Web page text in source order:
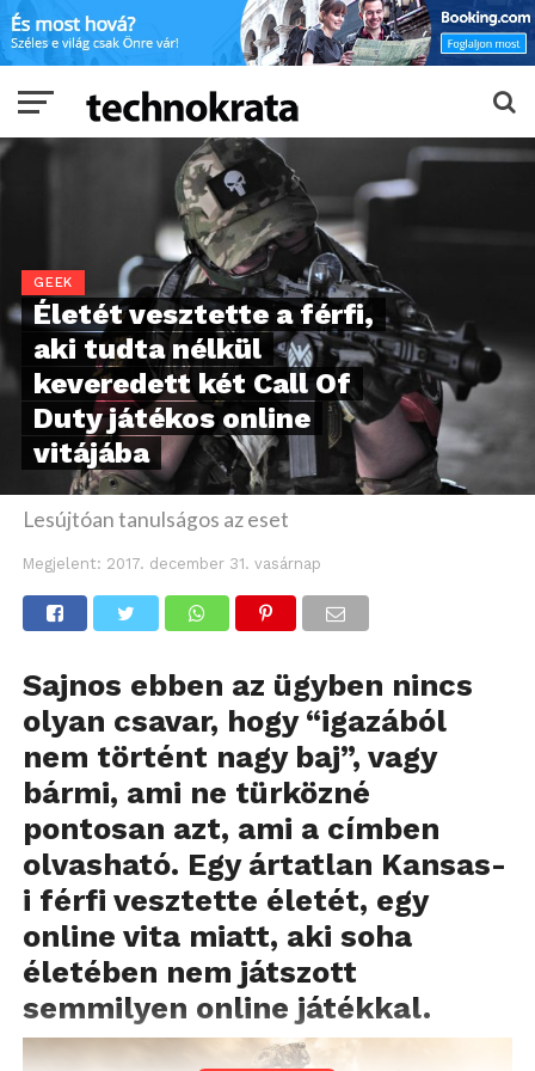
GEEK
Életét vesztette a férfi,
aki tudta nélkül
keveredett két Call Of
Duty játékos online
vitájába
Lesújtóan tanulságos az eset
Megjelent: 2017. december 31. vasárnap
Sajnos ebben az ügyben nincs
olyan csavar, hogy “igazából
nem történt nagy baj”, vagy
bármi, ami ne türközné
pontosan azt, ami a címben
olvasható. Egy ártatlan Kansas-
i férfi vesztette életét, egy
online vita miatt, aki soha
életében nem játszott
semmilyen online játékkal.